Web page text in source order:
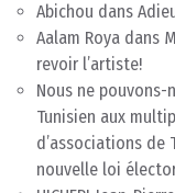
Abichou dans
Aalam Roya dans
revoir l’artiste!
Nous ne
Tunisien aux
d’associations de
nouvelle loi